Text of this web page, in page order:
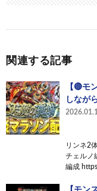
関連する記事
【🔴モ
しなが
リンネ2
チェルノ
編成